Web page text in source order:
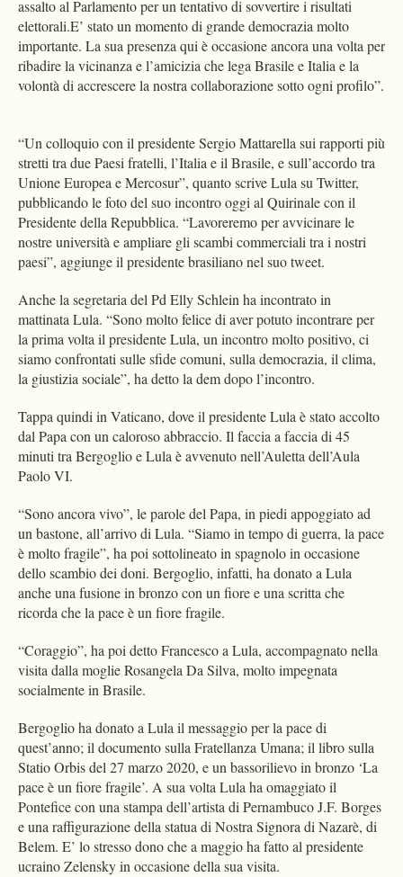
assalto al Parlamento per un tentativo di sovvertire i risultati
elettorali.E’ stato un momento di grande democrazia molto
importante. La sua presenza qui è occasione ancora una volta per
ribadire la vicinanza e l’amicizia che lega Brasile e Italia e la
volontà di accrescere la nostra collaborazione sotto ogni profilo”.
“Un colloquio con il presidente Sergio Mattarella sui rapporti più
stretti tra due Paesi fratelli, l’Italia e il Brasile, e sull’accordo tra
Unione Europea e Mercosur”, quanto scrive Lula su Twitter,
pubblicando le foto del suo incontro oggi al Quirinale con il
Presidente della Repubblica. “Lavoreremo per avvicinare le
nostre università e ampliare gli scambi commerciali tra i nostri
paesi”, aggiunge il presidente brasiliano nel suo tweet.
Anche la segretaria del Pd Elly Schlein ha incontrato in
mattinata Lula. “Sono molto felice di aver potuto incontrare per
la prima volta il presidente Lula, un incontro molto positivo, ci
siamo confrontati sulle sfide comuni, sulla democrazia, il clima,
la giustizia sociale”, ha detto la dem dopo l’incontro.
Tappa quindi in Vaticano, dove il presidente Lula è stato accolto
dal Papa con un caloroso abbraccio. Il faccia a faccia di 45
minuti tra Bergoglio e Lula è avvenuto nell’Auletta dell’Aula
Paolo VI.
“Sono ancora vivo”, le parole del Papa, in piedi appoggiato ad
un bastone, all’arrivo di Lula. “Siamo in tempo di guerra, la pace
è molto fragile”, ha poi sottolineato in spagnolo in occasione
dello scambio dei doni. Bergoglio, infatti, ha donato a Lula
anche una fusione in bronzo con un fiore e una scritta che
ricorda che la pace è un fiore fragile.
“Coraggio”, ha poi detto Francesco a Lula, accompagnato nella
visita dalla moglie Rosangela Da Silva, molto impegnata
socialmente in Brasile.
Bergoglio ha donato a Lula il messaggio per la pace di
quest’anno; il documento sulla Fratellanza Umana; il libro sulla
Statio Orbis del 27 marzo 2020, e un bassorilievo in bronzo ‘La
pace è un fiore fragile’. A sua volta Lula ha omaggiato il
Pontefice con una stampa dell’artista di Pernambuco J.F. Borges
e una raffigurazione della statua di Nostra Signora di Nazarè, di
Belem. E’ lo stresso dono che a maggio ha fatto al presidente
ucraino Zelensky in occasione della sua visita.